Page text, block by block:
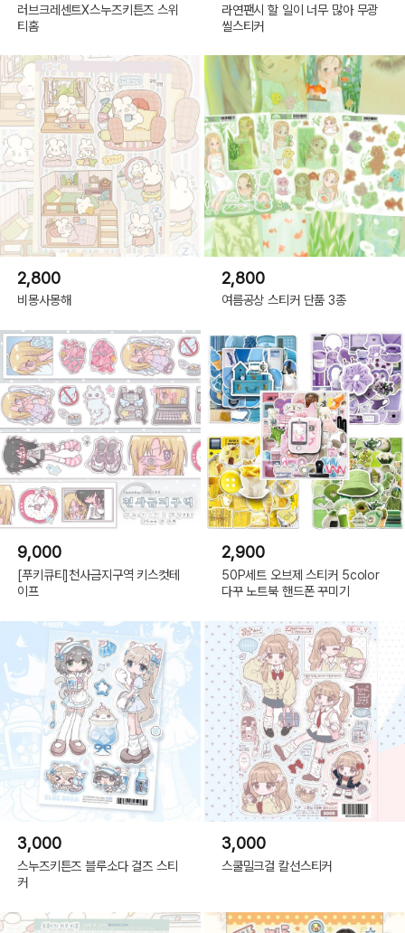
러브크레센트X스누즈키튼즈 스위
티홈
라연팬시 할 일이 너무 많아 무광
씰스티커
2,800
비몽사몽해
2,800
여름공상 스티커 단품 3종
9,000
[푸키큐티]천사금지구역 키스컷테
이프
2,900
50P세트 오브제 스티커 5color
다꾸 노트북 핸드폰 꾸미기
3,000
스누즈키튼즈 블루소다 걸즈 스티
커
3,000
스쿨밀크걸 칼선스티커